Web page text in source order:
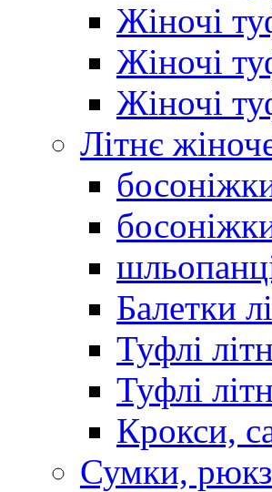
Жіночі
Жіночі
Жіночі
Літнє
Балетки
Туфлі
Туфлі
Крокси,
Сумки,